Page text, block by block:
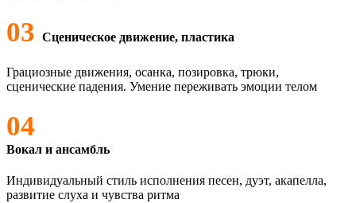
03 Сценическое движение, пластика
Грациозные движения, осанка, позировка, трюки,
сценические падения. Умение переживать эмоции телом
04
Вокал и ансамбль
Индивидуальный стиль исполнения песен, дуэт, акапелла,
развитие слуха и чувства ритма